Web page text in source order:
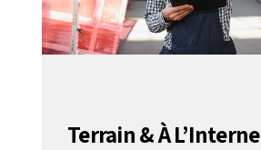
Terrain & À L’Interne